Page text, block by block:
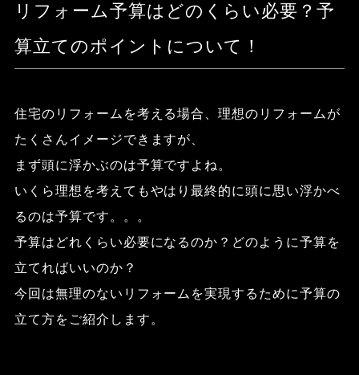
リフォーム予算はどのくらい必要？予
算立てのポイントについて！
住宅のリフォームを考える場合、理想のリフォームが
たくさんイメージできますが、
まず頭に浮かぶのは予算ですよね。
いくら理想を考えてもやはり最終的に頭に思い浮かべ
るのは予算です。。。
予算はどれくらい必要になるのか？どのように予算を
立てればいいのか？
今回は無理のないリフォームを実現するために予算の
立て方をご紹介します。